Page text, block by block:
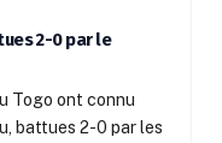
2-0 par le
Togo ont connu
battues 2-0 par les